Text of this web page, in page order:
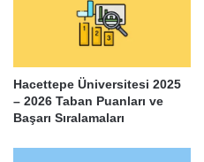
Hacettepe Üniversitesi 2025
– 2026 Taban Puanları ve
Başarı Sıralamaları